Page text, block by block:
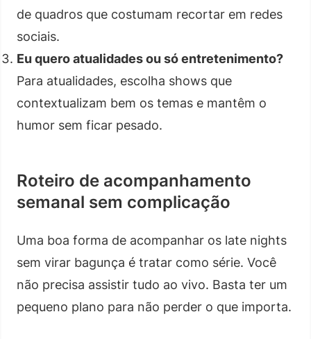
de quadros que costumam recortar em redes
sociais.
Eu quero atualidades ou só entretenimento?
Para atualidades, escolha shows que
contextualizam bem os temas e mantêm o
humor sem ficar pesado.
Roteiro de acompanhamento
semanal sem complicação
Uma boa forma de acompanhar os late nights
sem virar bagunça é tratar como série. Você
não precisa assistir tudo ao vivo. Basta ter um
pequeno plano para não perder o que importa.